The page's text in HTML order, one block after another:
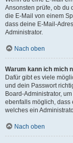
Ansonsten prüfe, ob du
die E-Mail von einem
dass deine E-Mail-
Administrator.
Nach oben
Warum kann ich mich
Dafür gibt es viele
und dein Passwort
Board-Administrator,
ebenfalls möglich, dass
welches ein
Nach oben